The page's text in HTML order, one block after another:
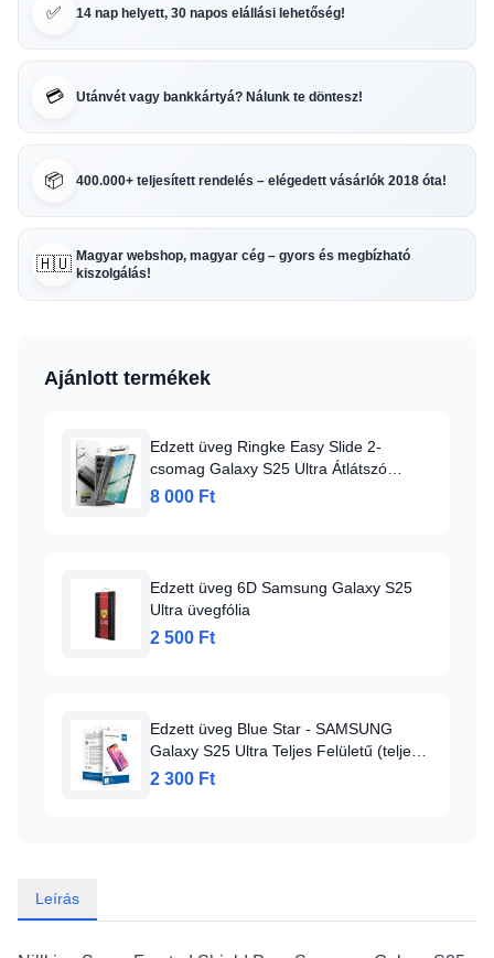
✅ 14 nap helyett, 30 napos elállási lehetőség!
💳 Utánvét vagy bankkártyá? Nálunk te döntesz!
📦 400.000+ teljesített rendelés – elégedett vásárlók 2018 óta!
🇭🇺 Magyar webshop, magyar cég – gyors és megbízható
kiszolgálás!
Ajánlott termékek
Edzett üveg Ringke Easy Slide 2-
csomag Galaxy S25 Ultra Átlátszó
üvegfólia
8 000 Ft
Edzett üveg 6D Samsung Galaxy S25
Ultra üvegfólia
2 500 Ft
Edzett üveg Blue Star - SAMSUNG
Galaxy S25 Ultra Teljes Felületű (teljes
ragasztás/tokbarát) - fekete üvegfólia
2 300 Ft
Leírás